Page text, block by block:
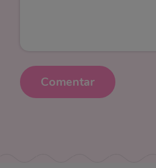
Comentar